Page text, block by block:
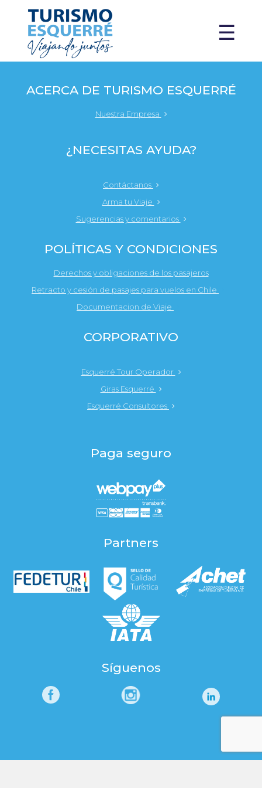
☰
X
ACERCA DE TURISMO ESQUERRÉ
Nuestra Empresa
¿NECESITAS AYUDA?
Contáctanos
Arma tu Viaje
Sugerencias y comentarios
POLÍTICAS Y CONDICIONES
Derechos y obligaciones de los pasajeros
Retracto y cesión de pasajes para vuelos en Chile
Documentacion de Viaje
CORPORATIVO
Esquerré Tour Operador
Giras Esquerré
Esquerré Consultores
Paga seguro
Partners
Síguenos